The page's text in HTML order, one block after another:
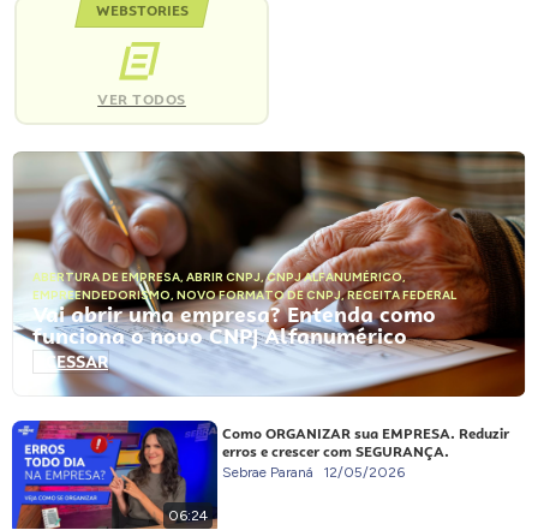
WEBSTORIES
VER TODOS
ABERTURA DE EMPRESA, ABRIR CNPJ,CNPJ ALFANUMÉRICO,
EMPREENDEDORISMO, NOVO FORMATO DE CNPJ,RECEITA FEDERAL
Vai abrir uma empresa? Entenda como
funciona o novo CNPJ Alfanumérico
ACESSAR
06:24
Como ORGANIZAR sua EMPRESA. Reduzir
erros e crescer com SEGURANÇA.
Sebrae Paraná 12/05/2026